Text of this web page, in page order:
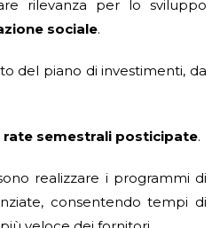
rilevanza per lo sviluppo
sociale.
del piano di investimenti, da
rate semestrali posticipate.
realizzare i programmi di
consentendo tempi di